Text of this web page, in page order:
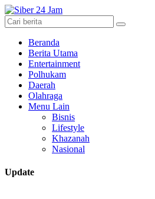
Beranda
Berita Utama
Entertainment
Polhukam
Daerah
Olahraga
Menu Lain
Bisnis
Lifestyle
Khazanah
Nasional
Update